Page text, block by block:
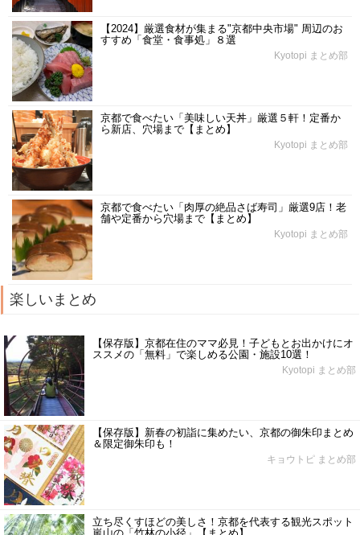
【2024】厳選食材が集まる"京都中央市場" 周辺のお
すすめ「食堂・食事処」８選
Kyotopi まとめ部
京都で食べたい「美味しい天丼」厳選５軒！定番か
ら新店、穴場まで【まとめ】
Kyotopi まとめ部
京都で食べたい「肉厚の絶品さば寿司」厳選9店！老
舗や定番から穴場まで【まとめ】
Kyotopi まとめ部
楽しいまとめ
【保存版】京都在住のママ必見！子どもとお出かけにオ
ススメの「無料」で楽しめる公園・施設10選！
Kyotopi まとめ部
【保存版】新春の初詣に集めたい、京都の御朱印まとめ
＆限定御朱印も！
キョウトピ まとめ部
立ち尽くすほどの美しさ！京都を代表する観光スポット